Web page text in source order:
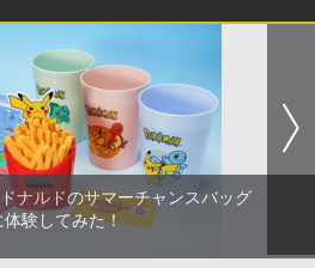
ナルドのサマーチャンスバッグ
験してみた！